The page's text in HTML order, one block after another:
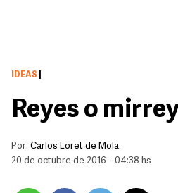
IDEAS
Reyes o
Por: Carlos Loret de Mola
20 de octubre de 2016 - 04:38 hs